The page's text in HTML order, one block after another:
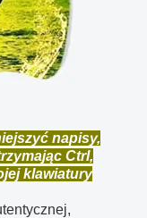
napisy,
Ctrl,
klawiatury